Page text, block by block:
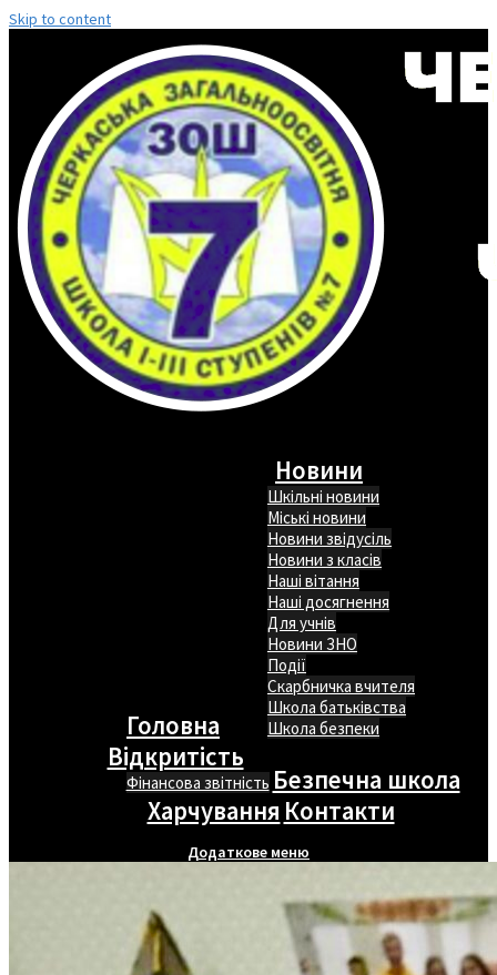
Skip to content
Головна
Новини
Шкільні новини
Міські новини
Новини звідусіль
Новини з класів
Наші вітання
Наші досягнення
Для учнів
Новини ЗНО
Події
Скарбничка вчителя
Школа батьківства
Школа безпеки
Відкритість
Фінансова звітність Безпечна школа
Харчування Контакти
Додаткове меню